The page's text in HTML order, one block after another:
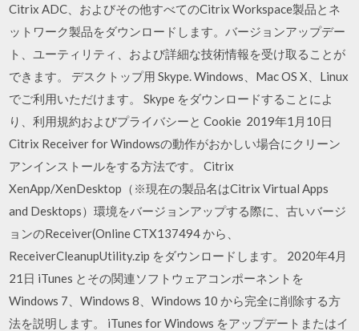
Citrix ADC、およびその他すべてのCitrix Workspace製品とネ
ットワーク製品をダウンロードします。バージョンアップデー
ト、ユーティリティ、および詳細な技術情報を受け取ることが
できます。 デスクトップ用 Skype. Windows、Mac OS X、Linux
でご利用いただけます。 Skype をダウンロードすることによ
り、利用規約およびプライバシーと Cookie 2019年1月10日
Citrix Receiver for Windowsの動作がおかしい場合にクリーン
アンインストールをする方法です。 Citrix
XenApp/XenDesktop（※現在の製品名はCitrix Virtual Apps
and Desktops）環境をバージョンアップする際に、古いバージ
ョンのReceiver(Online CTX137494 から、
ReceiverCleanupUtility.zip をダウンロードします。 2020年4月
21日 iTunes とその関連ソフトウェアコンポーネントを
Windows 7、Windows 8、Windows 10 から完全に削除する方
法を説明します。 iTunes for Windows をアップデートまたはイ